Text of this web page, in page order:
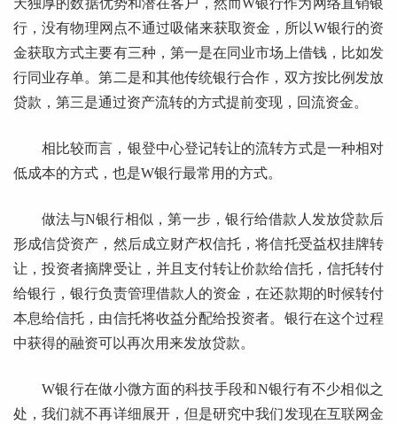
行，没有物理网点不通过吸储来获取资金，所以W银行的资
金获取方式主要有三种，第一是在同业市场上借钱，比如发
行同业存单。第二是和其他传统银行合作，双方按比例发放
贷款，第三是通过资产流转的方式提前变现，回流资金。
相比较而言，银登中心登记转让的流转方式是一种相对
低成本的方式，也是W银行最常用的方式。
做法与N银行相似，第一步，银行给借款人发放贷款后
形成信贷资产，然后成立财产权信托，将信托受益权挂牌转
让，投资者摘牌受让，并且支付转让价款给信托，信托转付
给银行，银行负责管理借款人的资金，在还款期的时候转付
本息给信托，由信托将收益分配给投资者。银行在这个过程
中获得的融资可以再次用来发放贷款。
W银行在做小微方面的科技手段和N银行有不少相似之
处，我们就不再详细展开，但是研究中我们发现在互联网金